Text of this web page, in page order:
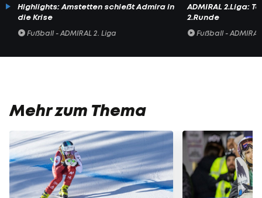
Highlights: Amstetten schießt Admira in
die Krise
Fußball - ADMIRAL 2. Liga
ADMIRAL 2.Liga:
2.Runde
Fußball -
Mehr zum Thema